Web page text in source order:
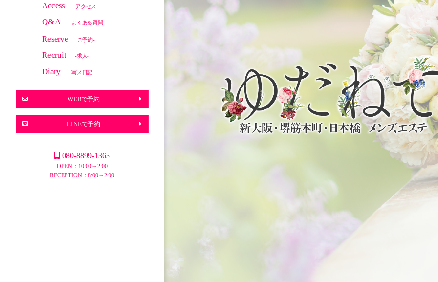
Access -アクセス-
Q&A -よくある質問-
Reserve ご予約-
Recruit -求人-
Diary -写メ日記-
WEBで予約
LINEで予約
080-8899-1363
OPEN：10:00～2:00
RECEPTION：8:00～2:00